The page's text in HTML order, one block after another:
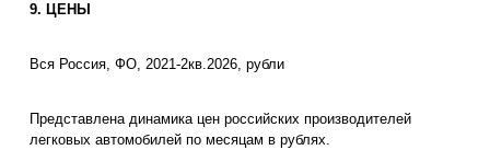
9. ЦЕНЫ
Вся Россия, ФО, 2021-2кв.2026, рубли
Представлена динамика цен российских производителей
легковых автомобилей по месяцам в рублях.